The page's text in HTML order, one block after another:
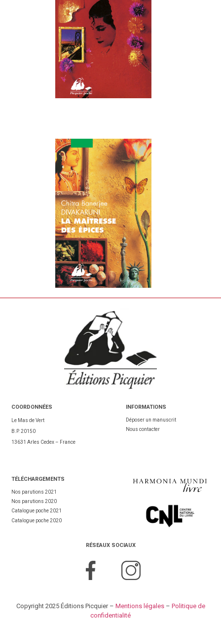
COORDONNÉES
Le Mas de Vert
B.P. 20150
13631 Arles Cedex – France
INFORMATIONS
Déposer un manuscrit
Nous contacter
TÉLÉCHARGEMENTS
Nos parutions 2021
Nos parutions 2020
Catalogue poche 2021
Catalogue poche 2020
RÉSEAUX SOCIAUX
Copyright 2025 Éditions Picquier – Mentions légales– Politique de
confidentialité